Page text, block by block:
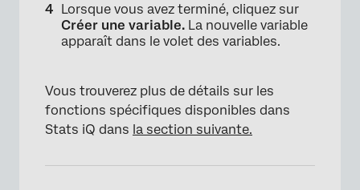
Lorsque vous avez terminé, cliquez sur
Créer une variable. La nouvelle variable
apparaît dans le volet des variables.
Vous trouverez plus de détails sur les
fonctions spécifiques disponibles dans
Stats iQ dans la section suivante.